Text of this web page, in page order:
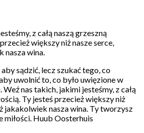
z całą naszą grzeszną
większy niż nasze serce,
nasza wina.
sądzić, lecz szukać tego, co
uwolnić to, co było uwięzione w
nas takich, jakimi jesteśmy, z całą
Ty jesteś przecież większy niż
jakakolwiek nasza wina. Ty tworzysz
miłości. Huub Oosterhuis